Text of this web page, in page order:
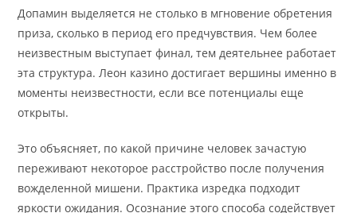
Допамин выделяется не столько в мгновение обретения
приза, сколько в период его предчувствия. Чем более
неизвестным выступает финал, тем деятельнее работает
эта структура. Леон казино достигает вершины именно в
моменты неизвестности, если все потенциалы еще
открыты.
Это объясняет, по какой причине человек зачастую
переживают некоторое расстройство после получения
вожделенной мишени. Практика изредка подходит
яркости ожидания. Осознание этого способа содействует